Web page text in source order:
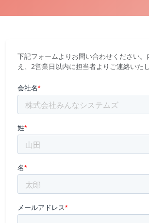
下記フォームよりお問い合わせください。
え、2営業日以内に担当者よりご連絡いたし